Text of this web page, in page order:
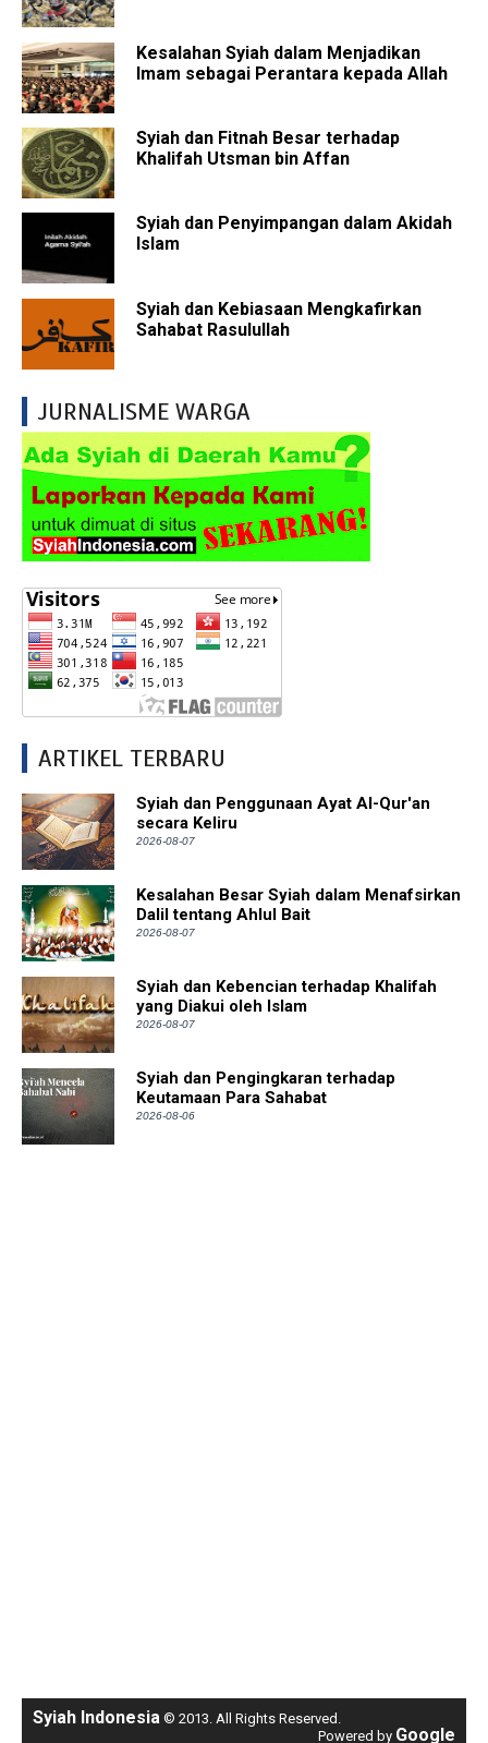
Kesalahan Syiah dalam Menjadikan
Imam sebagai Perantara kepada Allah
Syiah dan Fitnah Besar terhadap
Khalifah Utsman bin Affan
Syiah dan Penyimpangan dalam Akidah
Islam
Syiah dan Kebiasaan Mengkafirkan
Sahabat Rasulullah
JURNALISME WARGA
ARTIKEL TERBARU
Syiah dan Penggunaan Ayat Al-Qur'an
secara Keliru
2026-08-07
Kesalahan Besar Syiah dalam Menafsirkan
Dalil tentang Ahlul Bait
2026-08-07
Syiah dan Kebencian terhadap Khalifah
yang Diakui oleh Islam
2026-08-07
Syiah dan Pengingkaran terhadap
Keutamaan Para Sahabat
2026-08-06
Syiah Indonesia © 2013. All Rights Reserved.
Powered by Google